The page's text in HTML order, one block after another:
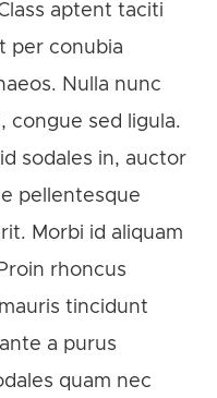
aptent taciti
per conubia
Nulla nunc
congue sed ligula.
sodales in, auctor
pellentesque
Morbi id aliquam
rhoncus
tincidunt
a purus
quam nec